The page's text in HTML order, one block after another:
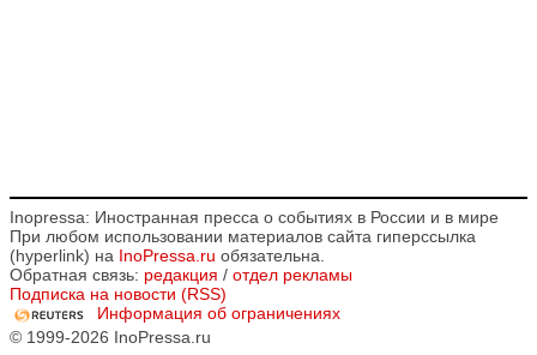
Inopressa: Иностранная пресса о событиях в России и в мире
При любом использовании материалов сайта гиперссылка
(hyperlink) на InoPressa.ru обязательна.
Обратная связь: редакция / отдел рекламы
Подписка на новости (RSS)
Информация об ограничениях
© 1999-2026 InoPressa.ru